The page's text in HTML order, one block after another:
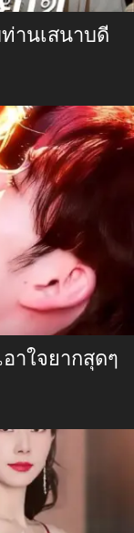
านเสนาบดี
าใจยากสุดๆ